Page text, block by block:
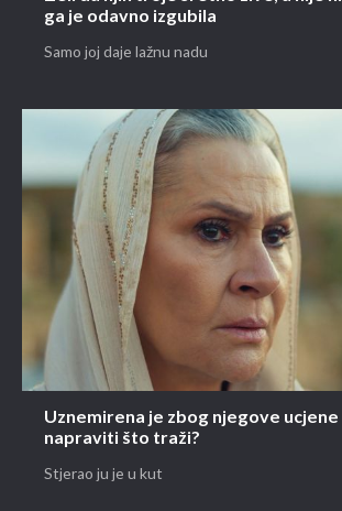
ga je odavno izgubila
Samo joj daje lažnu nadu
Uznemirena je zbog njegove ucjene
napraviti što traži?
Stjerao ju je u kut